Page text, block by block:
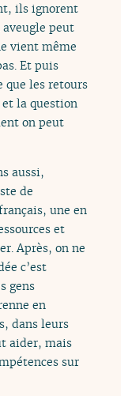
ils ignorent
aveugle peut
vient même
Et puis
que les retours
la question
on peut
aussi,
de
une en
et
Après, on ne
c’est
gens
en
dans leurs
aider, mais
sur